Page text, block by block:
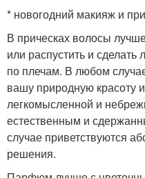
* новогодний макияж и
В прическах волосы
или распустить и
по плечам. В любом
вашу природную красоту
легкомысленной и
естественным и
случае приветствуются
решения.